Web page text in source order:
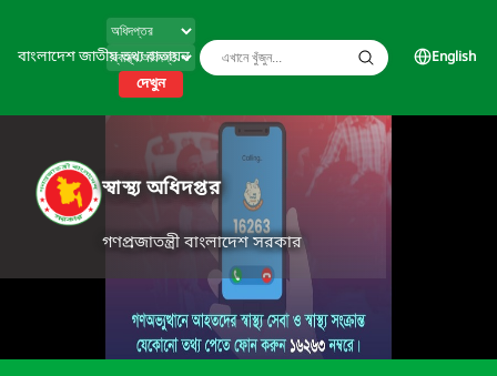
বাংলাদেশ জাতীয় তথ্য বাতায়ন
দেখুন
English
স্বাস্থ্য অধিদপ্তর
গণপ্রজাতন্ত্রী বাংলাদেশ সরকার